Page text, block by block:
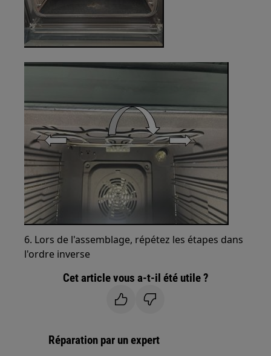
6. Lors de l'assemblage, répétez les étapes dans
l'ordre inverse
Cet article vous a-t-il été utile ?
Réparation par un expert